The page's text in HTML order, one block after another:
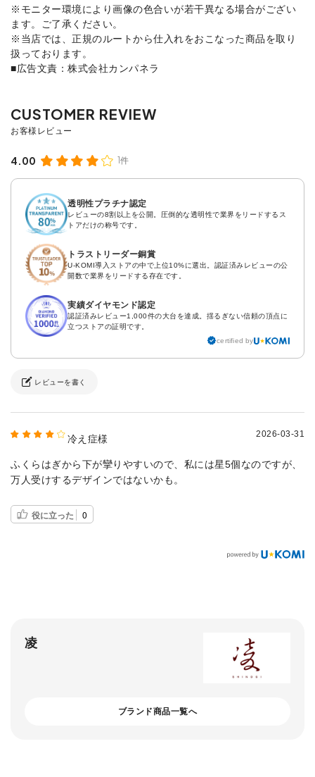
※モニター環境により画像の色合いが若干異なる場合がござい
ます。ご了承ください。
※当店では、正規のルートから仕入れをおこなった商品を取り
扱っております。
■広告文責：株式会社カンパネラ
4.00 1件
透明性プラチナ認定
レビューの8割以上を公開。圧倒的な透明性で業界をリードするス
トアだけの称号です。
トラストリーダー銅賞
U-KOMI導入ストアの中で上位10%に選出。認証済みレビューの公
開数で業界をリードする存在です。
実績ダイヤモンド認定
認証済みレビュー1,000件の大台を達成。揺るぎない信頼の頂点に
立つストアの証明です。
certified by
レビューを書く
冷え症様 2026-03-31
ふくらはぎから下が攣りやすいので、私には星5個なのですが、
万人受けするデザインではないかも。
役に立った 0
凌
ブランド商品一覧へ